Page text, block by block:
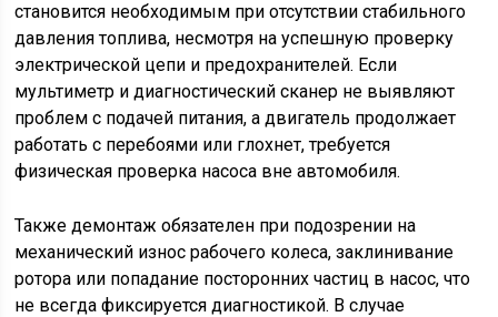
становится необходимым при отсутствии стабильного
давления топлива, несмотря на успешную проверку
электрической цепи и предохранителей. Если
мультиметр и диагностический сканер не выявляют
проблем с подачей питания, а двигатель продолжает
работать с перебоями или глохнет, требуется
физическая проверка насоса вне автомобиля.
Также демонтаж обязателен при подозрении на
механический износ рабочего колеса, заклинивание
ротора или попадание посторонних частиц в насос, что
не всегда фиксируется диагностикой. В случае